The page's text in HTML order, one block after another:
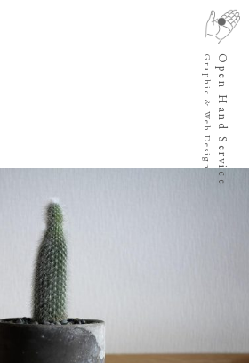
Open Hand Service
Graphic & Web Design